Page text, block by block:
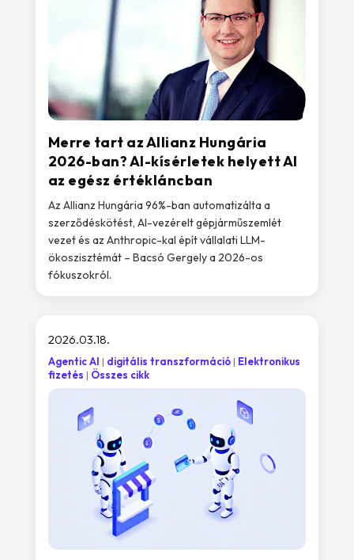
Merre tart az Allianz Hungária
2026-ban? AI-kísérletek helyett AI
az egész értékláncban
Az Allianz Hungária 96%-ban automatizálta a
szerződéskötést, AI-vezérelt gépjárműszemlét
vezet és az Anthropic-kal épít vállalati LLM-
ökoszisztémát – Bacsó Gergely a 2026-os
fókuszokról.
2026.03.18.
Agentic AI digitális transzformáció
Elektronikus
fizetés
Összes cikk